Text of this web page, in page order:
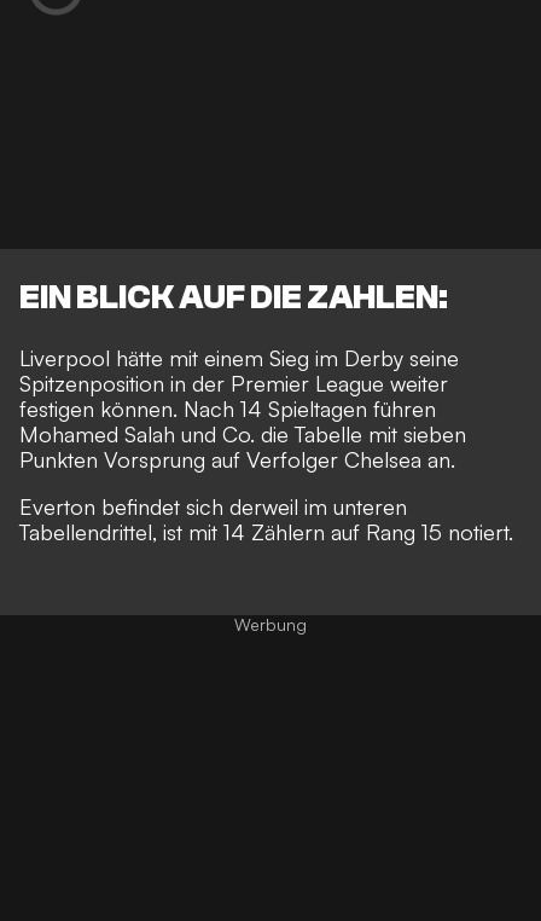
EIN BLICK AUF DIE ZAHLEN:
Liverpool hätte mit einem Sieg im Derby seine
Spitzenposition in der Premier League weiter
festigen können. Nach 14 Spieltagen führen
Mohamed Salah und Co. die Tabelle mit sieben
Punkten Vorsprung auf Verfolger Chelsea an.
Everton befindet sich derweil im unteren
Tabellendrittel, ist mit 14 Zählern auf Rang 15 notiert.